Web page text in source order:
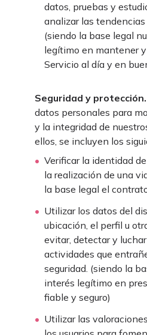
datos, pruebas y
analizar las
(siendo la base legal
legítimo en mantener
Servicio al día y en
Seguridad y protección.
datos personales para
y la integridad de
ellos, se incluyen los
Verificar la identidad
la realización de una
la base legal el
Utilizar los datos del
ubicación, el perfil u
evitar, detectar y
actividades que
seguridad. (siendo la
interés legítimo en
fiable y seguro)
Utilizar las